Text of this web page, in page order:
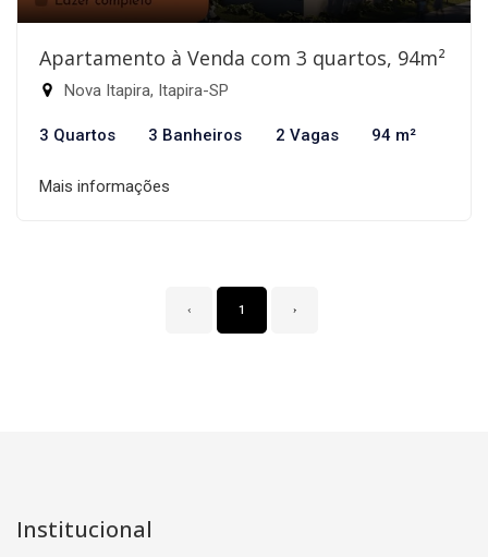
Apartamento à Venda com 3 quartos, 94m²
Nova Itapira, Itapira-SP
3 Quartos 3 Banheiros 2 Vagas 94 m²
Mais informações
‹ 1 ›
Institucional